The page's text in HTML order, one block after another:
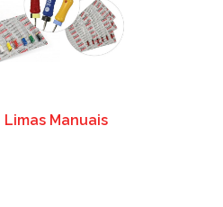
Limas Manuais